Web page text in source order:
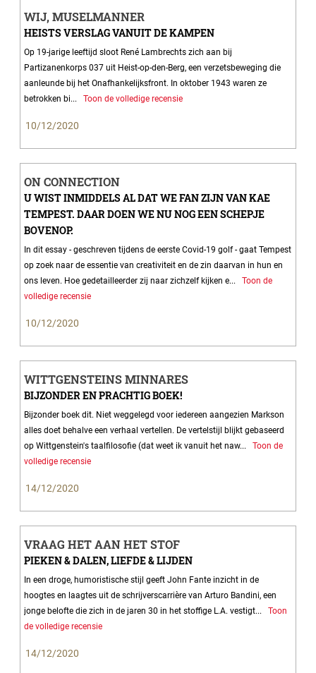
WIJ, MUSELMANNER
HEISTS VERSLAG VANUIT DE KAMPEN
Op 19-jarige leeftijd sloot René Lambrechts zich aan bij
Partizanenkorps 037 uit Heist-op-den-Berg, een verzetsbeweging die
aanleunde bij het Onafhankelijksfront. In oktober 1943 waren ze
betrokken bi...
Toon de volledige recensie
10/12/2020
ON CONNECTION
U WIST INMIDDELS AL DAT WE FAN ZIJN VAN KAE
TEMPEST. DAAR DOEN WE NU NOG EEN SCHEPJE
BOVENOP.
In dit essay - geschreven tijdens de eerste Covid-19 golf - gaat Tempest
op zoek naar de essentie van creativiteit en de zin daarvan in hun en
ons leven. Hoe gedetailleerder zij naar zichzelf kijken e...
Toon de
volledige recensie
10/12/2020
WITTGENSTEINS MINNARES
BIJZONDER EN PRACHTIG BOEK!
Bijzonder boek dit. Niet weggelegd voor iedereen aangezien Markson
alles doet behalve een verhaal vertellen. De vertelstijl blijkt gebaseerd
op Wittgenstein's taalfilosofie (dat weet ik vanuit het naw...
Toon de
volledige recensie
14/12/2020
VRAAG HET AAN HET STOF
PIEKEN & DALEN, LIEFDE & LIJDEN
In een droge, humoristische stijl geeft John Fante inzicht in de
hoogtes en laagtes uit de schrijverscarrière van Arturo Bandini, een
jonge belofte die zich in de jaren 30 in het stoffige L.A. vestigt...
Toon
de volledige recensie
14/12/2020